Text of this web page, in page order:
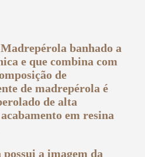
banhado a
e que combina com
de
de madrepérola é
de alta
em resina
a imagem da